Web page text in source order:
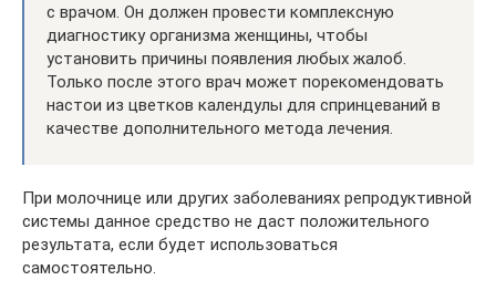
с врачом. Он должен провести комплексную
диагностику организма женщины, чтобы
установить причины появления любых жалоб.
Только после этого врач может порекомендовать
настои из цветков календулы для спринцеваний в
качестве дополнительного метода лечения.
При молочнице или других заболеваниях репродуктивной
системы данное средство не даст положительного
результата, если будет использоваться
самостоятельно.